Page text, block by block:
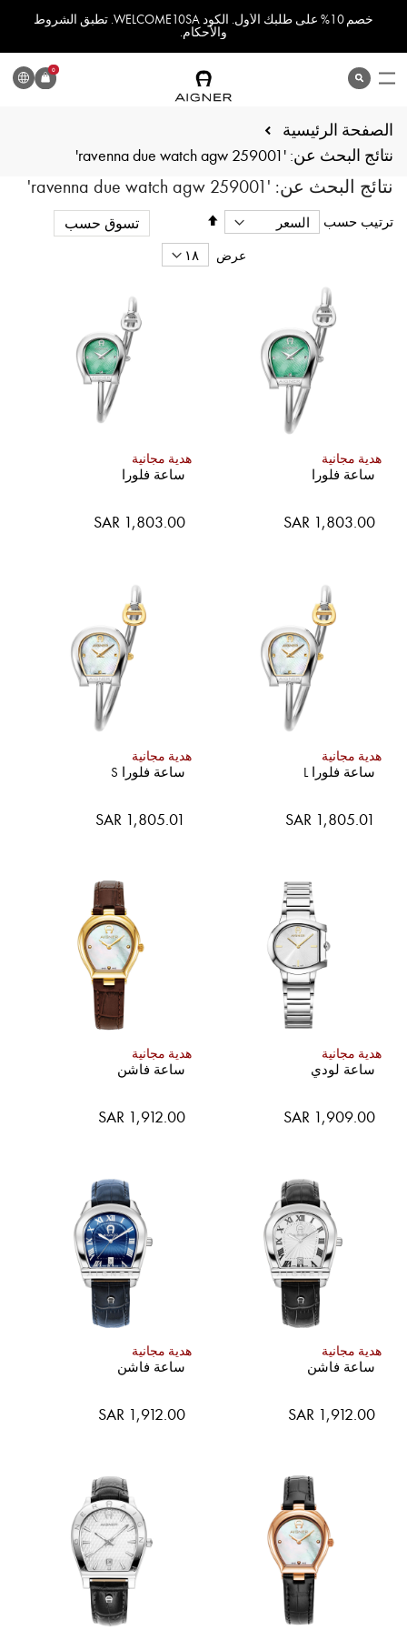
خصم 10% على طلبك الأول. الكود WELCOME10SA. تطبق الشروط
والأحكام.
search المنتج
اللغة
الصفحة الرئيسية
نتائج البحث عن: 'ravenna due watch agw 259001'
نتائج البحث عن: 'ravenna due watch agw 259001'
ترتيب حسب
تحديد
التنازلي
عرض
هدية مجانية
ساعة فلورا
SAR 1,803.00
هدية مجانية
ساعة فلورا
SAR 1,803.00
هدية مجانية
ساعة فلورا L
SAR 1,805.01
هدية مجانية
ساعة فلورا S
SAR 1,805.01
هدية مجانية
ساعة لودي
SAR 1,909.00
هدية مجانية
ساعة فاشن
SAR 1,912.00
هدية مجانية
ساعة فاشن
SAR 1,912.00
هدية مجانية
ساعة فاشن
SAR 1,912.00
تسوق حسب